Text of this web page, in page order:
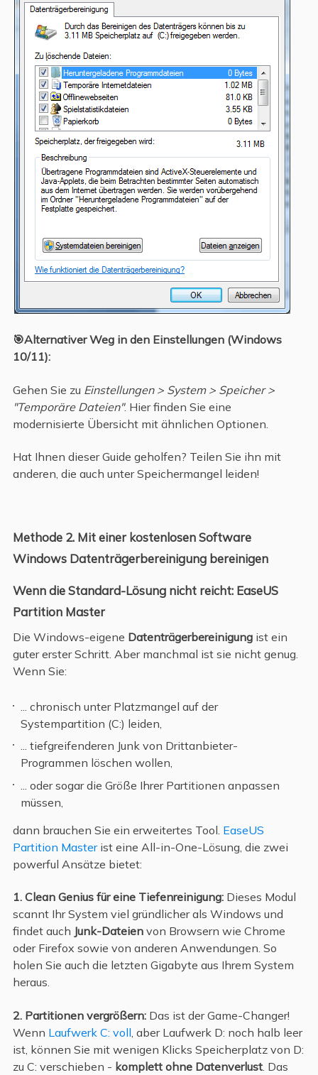
🎯Alternativer Weg in den Einstellungen (Windows
10/11):
Gehen Sie zu Einstellungen > System > Speicher >
"Temporäre Dateien". Hier finden Sie eine
modernisierte Übersicht mit ähnlichen Optionen.
Hat Ihnen dieser Guide geholfen? Teilen Sie ihn mit
anderen, die auch unter Speichermangel leiden!
Methode 2. Mit einer kostenlosen Software
Windows Datenträgerbereinigung bereinigen
Wenn die Standard-Lösung nicht reicht: EaseUS
Partition Master
Die Windows-eigene Datenträgerbereinigungist ein
guter erster Schritt. Aber manchmal ist sie nicht genug.
Wenn Sie:
... chronisch unter Platzmangel auf der
Systempartition (C:) leiden,
... tiefgreifenderen Junk von Drittanbieter-
Programmen löschen wollen,
... oder sogar die Größe Ihrer Partitionen anpassen
müssen,
dann brauchen Sie ein erweitertes Tool. EaseUS
Partition Masterist eine All-in-One-Lösung, die zwei
powerful Ansätze bietet:
1. Clean Genius für eine Tiefenreinigung:Dieses Modul
scannt Ihr System viel gründlicher als Windows und
findet auch Junk-Dateienvon Browsern wie Chrome
oder Firefox sowie von anderen Anwendungen. So
holen Sie auch die letzten Gigabyte aus Ihrem System
heraus.
2. Partitionen vergrößern:Das ist der Game-Changer!
Wenn Laufwerk C: voll , aber Laufwerk D: noch halb leer
ist, können Sie mit wenigen Klicks Speicherplatz von D:
zu C: verschieben - komplett ohne Datenverlust. Das